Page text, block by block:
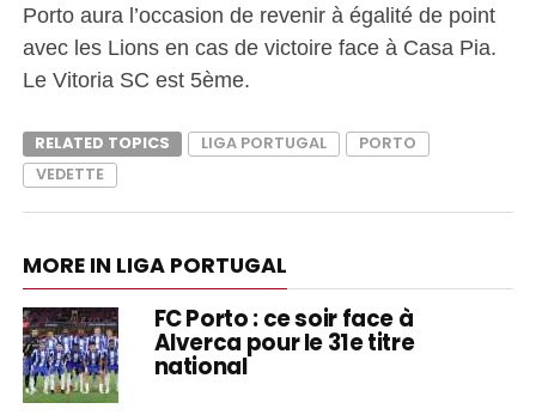
Porto aura l’occasion de revenir à égalité de point
avec les Lions en cas de victoire face à Casa Pia.
Le Vitoria SC est 5ème.
RELATED TOPICS LIGA PORTUGAL
PORTO
VEDETTE
MORE IN LIGA PORTUGAL
FC Porto : ce soir face à
Alverca pour le 31e titre
national